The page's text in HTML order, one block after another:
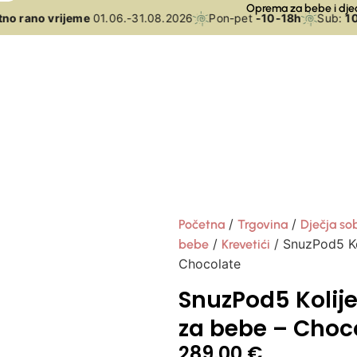
rano vrijeme01.06.-31.08.2026 Pon-pet-10-18h Sub:10-
Oprema za bebe i
Početna / Trgovina / Dječja
bebe / Krevetići / SnuzPod5
Chocolate
SnuzPod5
za bebe –